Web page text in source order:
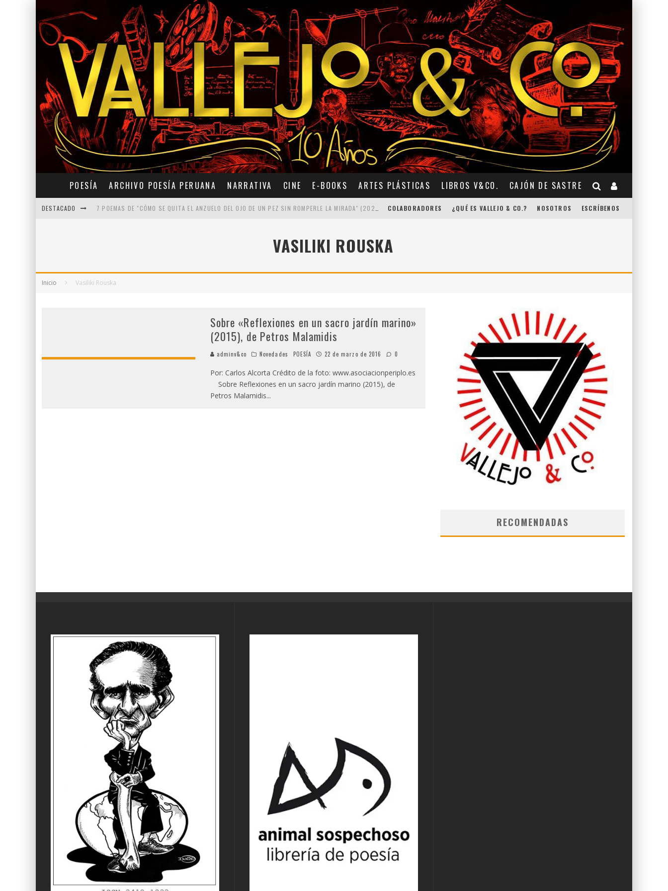
POESÍA ARCHIVO POESÍA PERUANA NARRATIVA CINE E-BOOKS ARTES PLÁSTICAS LIBROS V&CO. CAJÓN DE SASTRE
DESTACADO COLABORADORES ¿QUÉ ES VALLEJO & CO.? NOSOTROS ESCRÍBENOS
VASILIKI ROUSKA
Inicio Vasiliki Rouska
Sobre «Reflexiones en un sacro jardín marino»
(2015), de Petros Malamidis
adminv&co Novedades POESÍA 22 de marzo de 2016 0
Por: Carlos Alcorta Crédito de la foto: www.asociacionperiplo.es
Sobre Reflexiones en un sacro jardín marino (2015), de
Petros Malamidis...
RECOMENDADAS